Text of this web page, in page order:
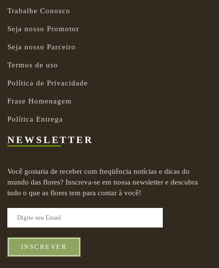
Trabalhe Conosco
Seja nosso Promotor
Seja nosso Parceiro
Termos de uso
Política de Privacidade
Frase Homenagem
Política Entrega
NEWSLETTER
Você gostaria de receber com freqüência notícias e dicas do
mundo das flores? Inscreva-se em nossa newsletter e descubra
tudo o que as flores tem para contar à você!
INSCREVER